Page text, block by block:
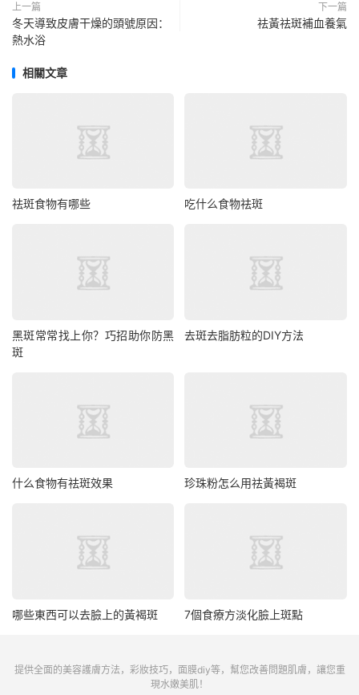
上一篇
冬天導致皮膚干燥的頭號原因：
熱水浴
下一篇
祛黃祛斑補血養氣
相關文章
祛斑食物有哪些 吃什么食物祛斑
黑斑常常找上你？巧招助你防黑
斑
去斑去脂肪粒的DIY方法
什么食物有祛斑效果 珍珠粉怎么用祛黃褐斑
哪些東西可以去臉上的黃褐斑 7個食療方淡化臉上斑點
提供全面的美容護膚方法，彩妝技巧，面膜diy等，幫您改善問題肌膚，讓您重
現水嫩美肌！